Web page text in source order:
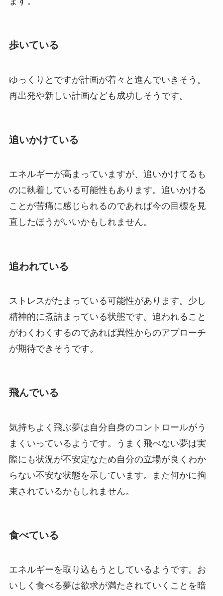
歩いている
ゆっくりとですが計画が着々と進んでいきそう。
再出発や新しい計画なども成功しそうです。
追いかけている
エネルギーが高まっていますが、追いかけてるも
のに執着している可能性もあります。追いかける
ことが苦痛に感じられるのであれば今の目標を見
直したほうがいいかもしれません。
追われている
ストレスがたまっている可能性があります。少し
精神的に煮詰まっている状態です。追われること
がわくわくするのであれば異性からのアプローチ
が期待できそうです。
飛んでいる
気持ちよく飛ぶ夢は自分自身のコントロールがう
まくいっているようです。うまく飛べない夢は実
際にも状況が不安定なため自分の立場が良くわか
らない不安な状態を示しています。また何かに拘
束されているかもしれません。
食べている
エネルギーを取り込もうとしているようです。お
いしく食べる夢は欲求が満たされていくことを暗